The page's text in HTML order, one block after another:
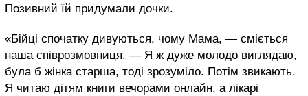
Позивний їй придумали дочки.
«Бійці спочатку дивуються, чому Мама, — сміється
наша співрозмовниця. — Я ж дуже молодо виглядаю,
була б жінка старша, тоді зрозуміло. Потім звикають.
Я читаю дітям книги вечорами онлайн, а лікарі